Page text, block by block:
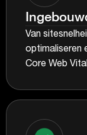
Van
optimaliseren
Core Web